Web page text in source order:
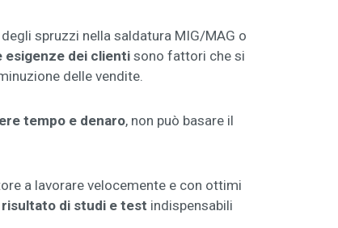
spruzzi nella saldatura MIG/MAG o
esigenze dei clienti sono fattori che si
delle vendite.
tempo e denaro, non può basare il
a lavorare velocemente e con ottimi
risultato di studi e test indispensabili